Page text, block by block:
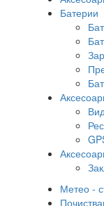
Батерии
Метео -